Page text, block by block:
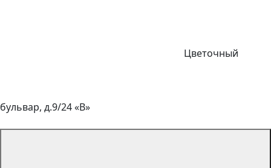
Цветочный
бульвар, д.9/24 «В»